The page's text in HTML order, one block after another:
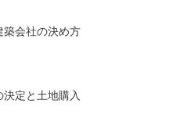
築会社の決め方
決定と土地購入